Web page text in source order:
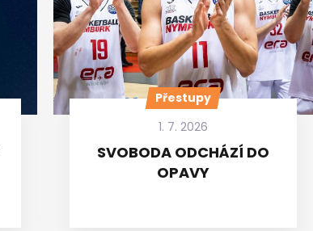
Přestupy
1. 7. 2026
SVOBODA ODCHÁZÍ DO
OPAVY